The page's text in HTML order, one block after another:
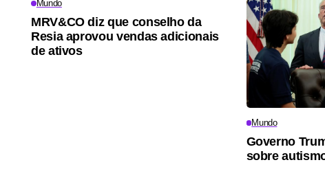
Mundo
MRV&CO diz que conselho da
Resia aprovou vendas adicionais
de ativos
Mundo
Governo
sobre